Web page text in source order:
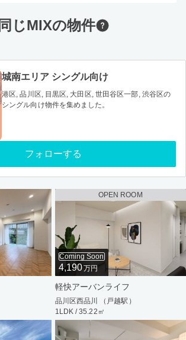
同じMIXの物件
城南エリア シングル向け
港区, 品川区, 目黒区, 大田区, 世田谷区一部, 渋谷区の
シングル向け物件を集めました。
フォローする
OPEN ROOM
Coming Soon
4,190万円
軽快アーバンライフ
品川区西品川 （戸越駅）
1LDK / 35.22㎡